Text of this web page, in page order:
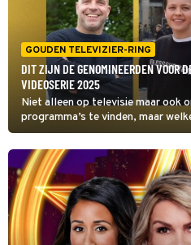
GOUDEN TELEVIZIER-RING
DIT ZIJN DE GENOMINEERDEN VOOR
VIDEOSERIE 2025
Niet alleen op televisie maar ook
programma’s te vinden, maar
favorieten van de kijkers?